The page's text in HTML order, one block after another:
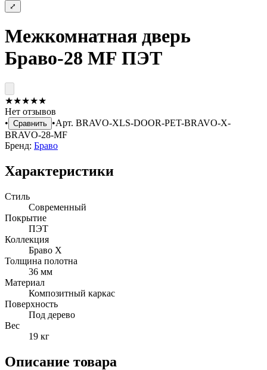
⤢
Межкомнатная дверь
Браво-28 MF ПЭТ
★★★★★
Нет отзывов
• Сравнить •Арт. BRAVO-XLS-DOOR-PET-BRAVO-X-
BRAVO-28-MF
Бренд: Браво
Характеристики
Стиль
Современный
Покрытие
ПЭТ
Коллекция
Браво X
Толщина полотна
36 мм
Материал
Композитный каркас
Поверхность
Под дерево
Вес
19 кг
Описание товара